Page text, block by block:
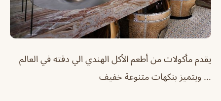
يقدم مأكولات من أطعم الأكل الهندي الي دقته في العالم
… ويتميز بنكهات متنوعة خفيف